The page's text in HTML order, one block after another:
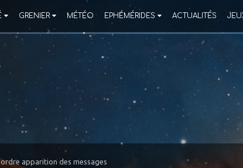
GRENIER MÉTÉO EPHÉMÉRIDES ACTUALITÉS
ordre apparition des messages